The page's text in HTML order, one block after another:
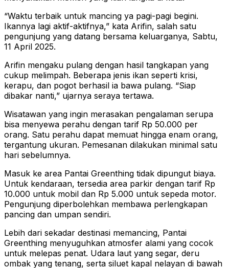
“Waktu terbaik untuk mancing ya pagi-pagi begini.
Ikannya lagi aktif-aktifnya,” kata Arifin, salah satu
pengunjung yang datang bersama keluarganya, Sabtu,
11 April 2025.
Arifin mengaku pulang dengan hasil tangkapan yang
cukup melimpah. Beberapa jenis ikan seperti krisi,
kerapu, dan pogot berhasil ia bawa pulang. “Siap
dibakar nanti,” ujarnya seraya tertawa.
Wisatawan yang ingin merasakan pengalaman serupa
bisa menyewa perahu dengan tarif Rp 50.000 per
orang. Satu perahu dapat memuat hingga enam orang,
tergantung ukuran. Pemesanan dilakukan minimal satu
hari sebelumnya.
Masuk ke area Pantai Greenthing tidak dipungut biaya.
Untuk kendaraan, tersedia area parkir dengan tarif Rp
10.000 untuk mobil dan Rp 5.000 untuk sepeda motor.
Pengunjung diperbolehkan membawa perlengkapan
pancing dan umpan sendiri.
Lebih dari sekadar destinasi memancing, Pantai
Greenthing menyuguhkan atmosfer alami yang cocok
untuk melepas penat. Udara laut yang segar, deru
ombak yang tenang, serta siluet kapal nelayan di bawah